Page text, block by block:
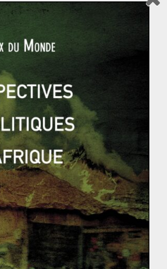
montante de l’Amériq
commence à se faire sentir